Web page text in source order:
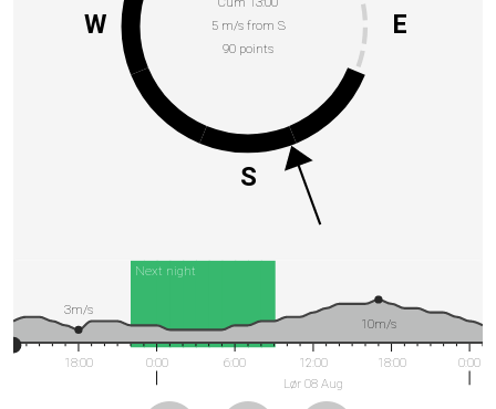
5 m/s from S
90 points
E
S
W
Next night
18:00 0:00 6:00
12:00
Lør 08 Aug
18:00 0:00
10m/s
3m/s